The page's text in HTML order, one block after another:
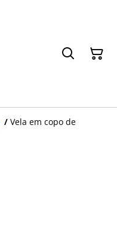
/ Vela em copo de